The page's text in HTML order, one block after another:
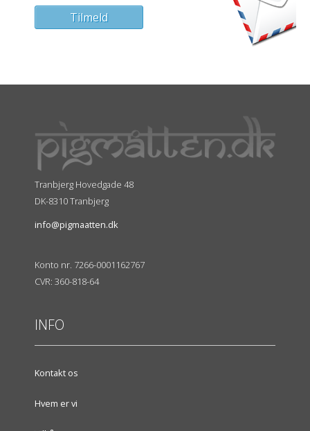
Tranbjerg Hovedgade 48
DK-8310 Tranbjerg
info@pigmaatten.dk
Konto nr. 7266-0001162767
CVR: 360-818-64
INFO
Kontakt os
Hvem er vi